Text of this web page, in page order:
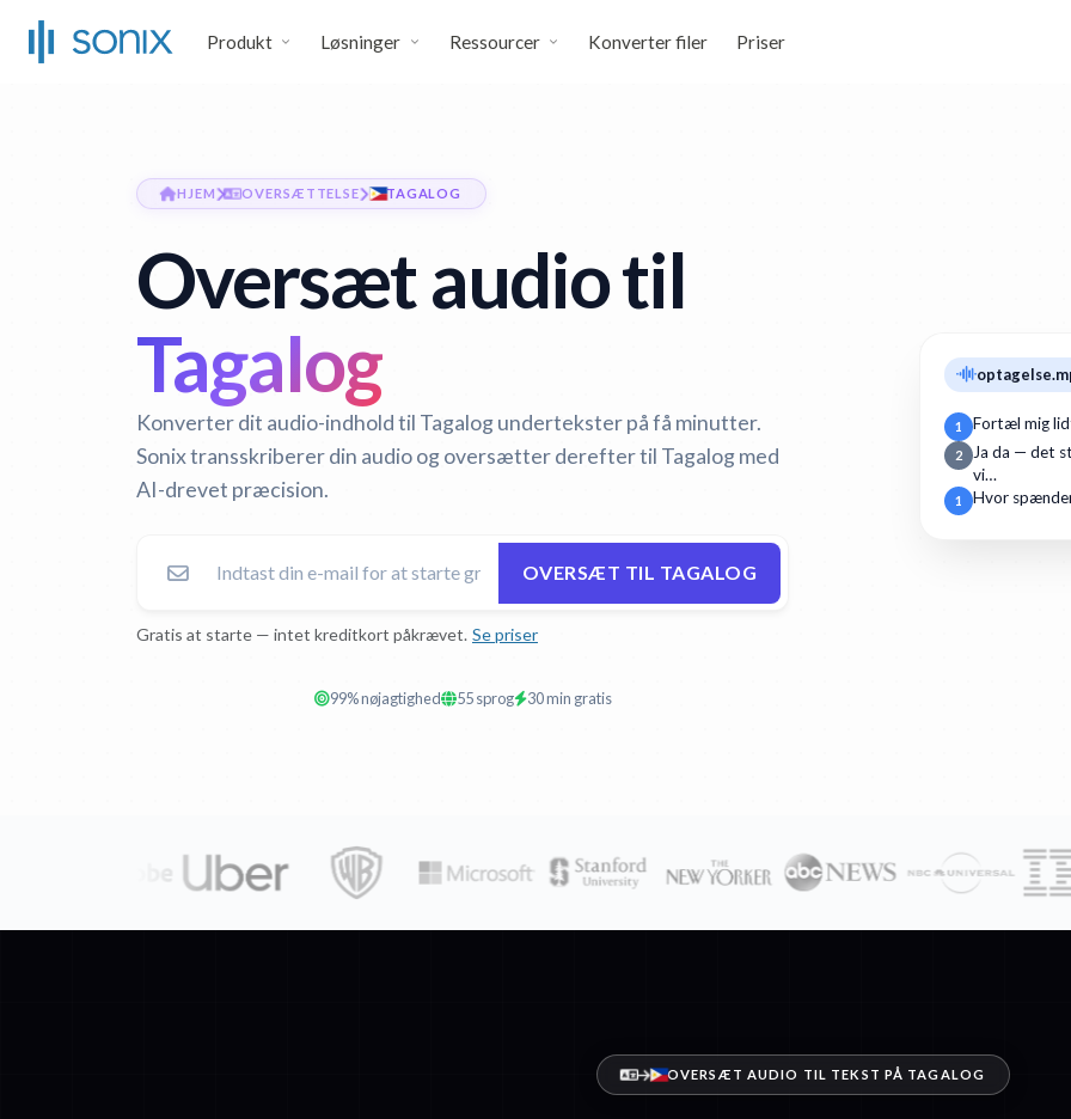
Produkt Løsninger Ressourcer Konverter filer Priser
HJEM OVERSÆTTELSE TAGALOG
Oversæt audio til
Tagalog
Konverter dit audio-indhold til Tagalog undertekster på få minutter.
Sonix transskriberer din audio og oversætter derefter til Tagalog med
AI-drevet præcision.
OVERSÆT TIL TAGALOG
Gratis at starte — intet kreditkort påkrævet. Se priser
99% nøjagtighed 55 sprog 30 min gratis
1 Fortæl mig
2
Ja da — det
vi…
1 Hvor
OVERSÆT AUDIO TIL TEKST PÅ TAGALOG